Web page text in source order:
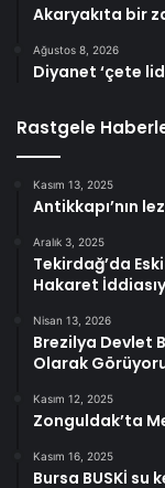
Akaryakıta bir
Ağustos 8, 2026
Diyanet ‘çete
Rastgele
Kasım 13, 2025
Antikkapı’nın
Aralık 3, 2025
Tekirdağ’da
Hakaret
Nisan 13, 2026
Brezilya Devlet
Olarak
Kasım 12, 2025
Zonguldak’ta
Kasım 16, 2025
Bursa BUSKİ su